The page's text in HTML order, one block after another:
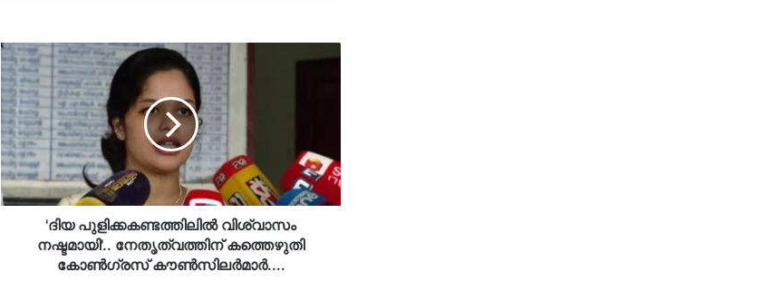
'ദിയ
പുളിക്കകണ്ടത്തിലിൽ
വിശ്വാസം
നഷ്ടമായി'..
നേതൃത്വത്തിന്
കത്തെഴുതി
കോണ്‍ഗ്രസ്
കൗണ്‍സിലർമാർ....
'ദിയ പുളിക്കകണ്ടത്തിലിൽ വിശ്വാസം
നഷ്ടമായി'.. നേതൃത്വത്തിന് കത്തെഴുതി
കോണ്‍ഗ്രസ് കൗണ്‍സിലർമാർ....